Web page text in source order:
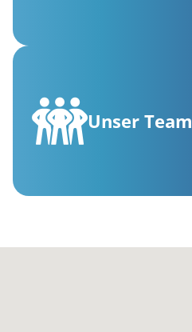
Unser Team